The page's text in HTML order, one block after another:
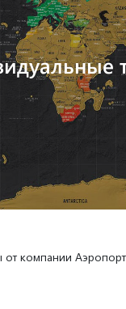
компании Аэропорт